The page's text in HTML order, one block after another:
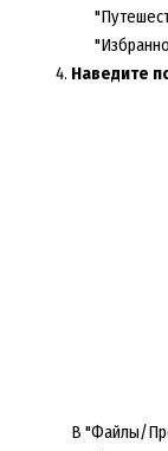
Наведите
В "Файлы/